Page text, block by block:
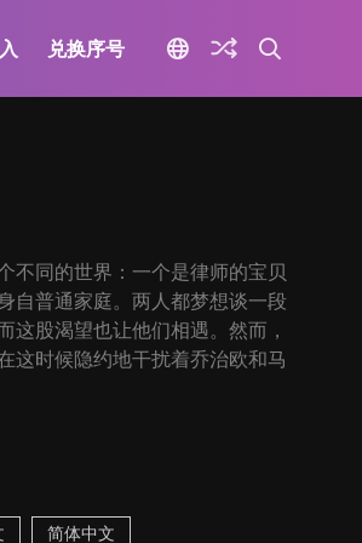
兑换序号
不同的世界：一个是律师的宝贝
自普通家庭。两人都梦想谈一段
这股渴望也让他们相遇。然而，
这时候隐约地干扰着乔治欧和马
简体中文